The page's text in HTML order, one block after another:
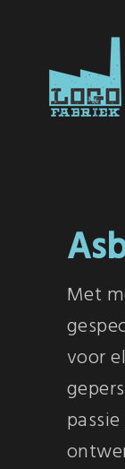
Met
voor